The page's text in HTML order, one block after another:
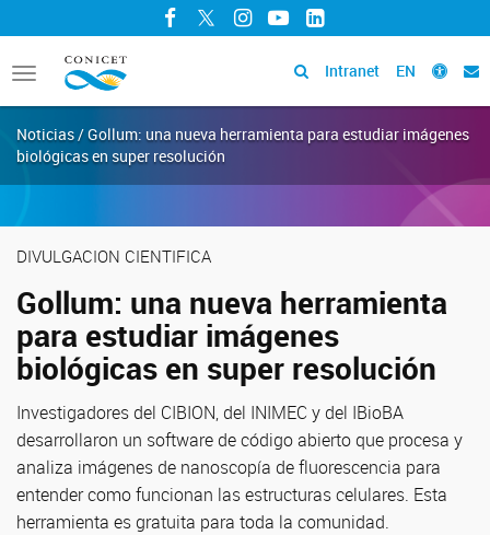
Facebook
TwitterInstagram
YouTubeLinkedIn
Toggle
navigation
Intranet EN
Noticias / Gollum: una nueva herramienta para estudiar imágenes
biológicas en super resolución
DIVULGACION CIENTIFICA
Gollum: una nueva herramienta
para estudiar imágenes
biológicas en super resolución
Investigadores del CIBION, del INIMEC y del IBioBA
desarrollaron un software de código abierto que procesa y
analiza imágenes de nanoscopía de fluorescencia para
entender como funcionan las estructuras celulares. Esta
herramienta es gratuita para toda la comunidad.